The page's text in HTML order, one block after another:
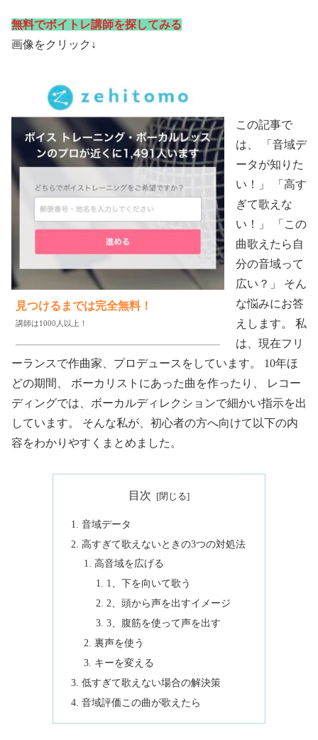
無料でボイトレ講師を探してみる
画像をクリック↓
見つけるまでは完全無料！
講師は1000人以上！
この記事で
は、 「音域デ
ータが知りた
い！」 「高す
ぎて歌えな
い！」 「この
曲歌えたら自
分の音域って
広い？」 そん
な悩みにお答
えします。 私
は、現在フリ
ーランスで作曲家、プロデュースをしています。 10年ほ
どの期間、 ボーカリストにあった曲を作ったり、 レコー
ディングでは、ボーカルディレクションで細かい指示を出
しています。 そんな私が、初心者の方へ向けて以下の内
容をわかりやすくまとめました。
目次
音域データ
高すぎて歌えないときの3つの対処法
高音域を広げる
1、下を向いて歌う
2、頭から声を出すイメージ
3、腹筋を使って声を出す
裏声を使う
キーを変える
低すぎて歌えない場合の解決策
音域評価この曲が歌えたら